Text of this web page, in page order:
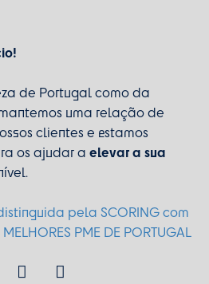
de Portugal como da
uma relação de
clientes e estamos
os ajudar a elevar a sua